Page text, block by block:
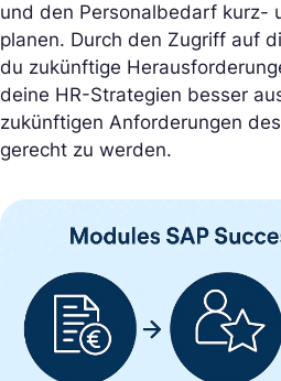
und den Personalbedarf kurz-
planen. Durch den Zugriff auf
du zukünftige
deine HR-Strategien besser
zukünftigen Anforderungen
gerecht zu werden.